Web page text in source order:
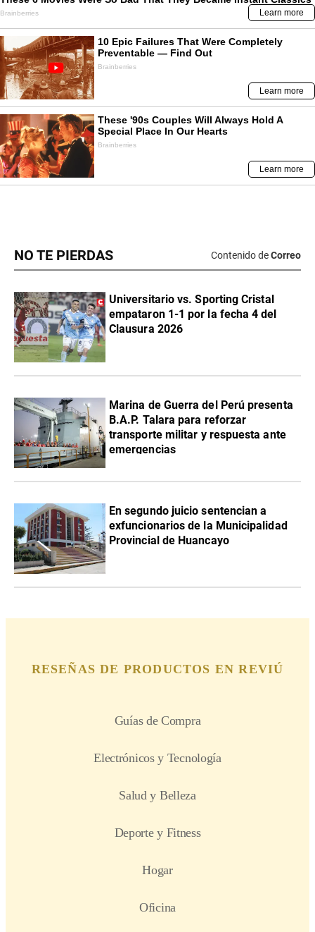
NO TE PIERDAS Contenido deCorreo
Universitario vs. Sporting Cristal
empataron 1-1 por la fecha 4 del
Clausura 2026
Marina de Guerra del Perú presenta
B.A.P. Talara para reforzar
transporte militar y respuesta ante
emergencias
En segundo juicio sentencian a
exfuncionarios de la Municipalidad
Provincial de Huancayo